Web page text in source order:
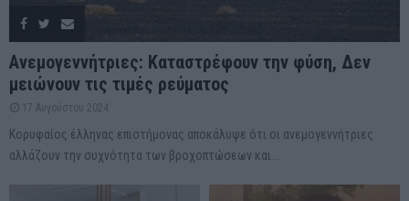
Ανεμογεννήτριες: Καταστρέφουν την φύση, Δεν
μειώνουν τις τιμές ρεύματος
17 Αυγούστου 2024
Κορυφαίος έλληνας επιστήμονας αποκάλυψε ότι οι ανεμογεννήτριες
αλλάζουν την συχνότητα των βροχοπτώσεων και...